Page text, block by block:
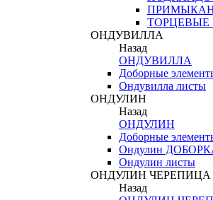
ОНДУВИЛЛА
Назад
ОНДУВИЛЛА
Доборные
Ондувилла листы
ОНДУЛИН
Назад
ОНДУЛИН
Доборные
Ондулин
Ондулин листы
ОНДУЛИН ЧЕРЕПИЦА
Назад